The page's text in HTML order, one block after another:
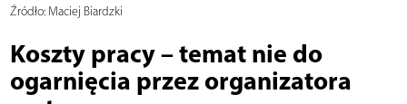
Źródło:Maciej Biardzki
Koszty pracy – temat nie do
ogarnięcia przez organizatora